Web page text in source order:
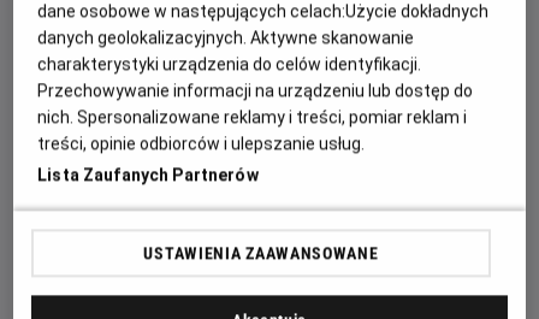
terapii wraca do dramatycznych wydarzeń z dzieciństwa,
gdy podczas jego piątych urodzin, uprowadzona została
grupa dzieci wraz jego bratem bliźniakiem.Ukryty w głębi
Stumilowego Lasu Puchatek wciąż pała rządzą zemsty.
Wraz z nowymi, przerażającymi kompanami chce zgładzić
nie tylko Krzysia, ale wszystkich pozostałych przy życiu
uczestników urodzinowego przyjęcia sprzed lat. Dla niego
krew jest słodka jak miód.
dane osobowe w następujących celach:Użycie dokładnych
danych geolokalizacyjnych. Aktywne skanowanie
charakterystyki urządzenia do celów identyfikacji.
Przechowywanie informacji na urządzeniu lub dostęp do
nich. Spersonalizowane reklamy i treści, pomiar reklam i
treści, opinie odbiorców i ulepszanie usług.
Lista Zaufanych Partnerów
USTAWIENIA ZAAWANSOWANE